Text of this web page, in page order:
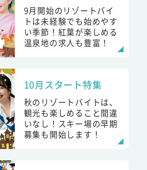
9月開始のリゾートバイ
トは未経験でも始めやす
い季節！紅葉が楽しめる
温泉地の求人も豊富！
10月スタート特集
秋のリゾートバイトは、
観光も楽しめること間違
いなし！スキー場の早期
募集も開始します！